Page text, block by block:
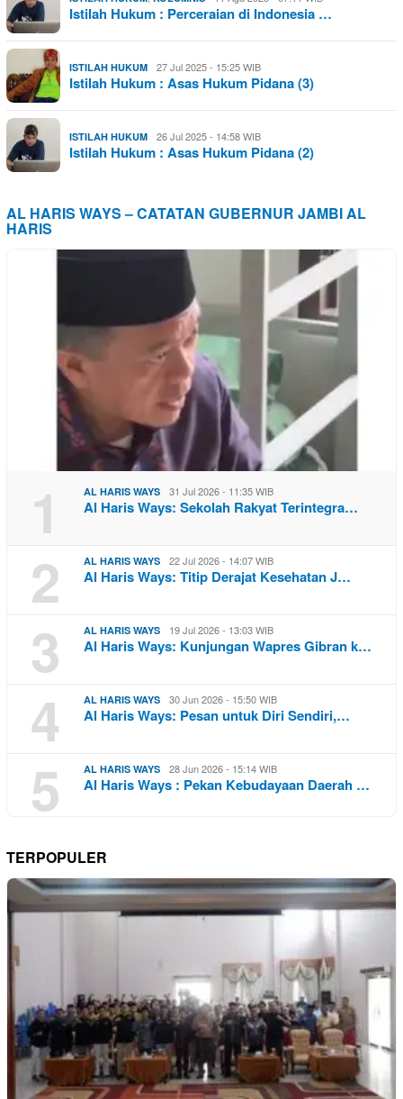
Istilah Hukum : Perceraian di Indonesia …
ISTILAH HUKUM 27 Jul 2025 - 15:25 WIB
Istilah Hukum : Asas Hukum Pidana (3)
ISTILAH HUKUM 26 Jul 2025 - 14:58 WIB
Istilah Hukum : Asas Hukum Pidana (2)
AL HARIS WAYS – CATATAN GUBERNUR JAMBI AL
HARIS
1 AL HARIS WAYS 31 Jul 2026 - 11:35 WIB
Al Haris Ways: Sekolah Rakyat Terintegra…
2 AL HARIS WAYS 22 Jul 2026 - 14:07 WIB
Al Haris Ways: Titip Derajat Kesehatan J…
3 AL HARIS WAYS 19 Jul 2026 - 13:03 WIB
Al Haris Ways: Kunjungan Wapres Gibran k…
4 AL HARIS WAYS 30 Jun 2026 - 15:50 WIB
Al Haris Ways: Pesan untuk Diri Sendiri,…
5 AL HARIS WAYS 28 Jun 2026 - 15:14 WIB
Al Haris Ways : Pekan Kebudayaan Daerah …
TERPOPULER